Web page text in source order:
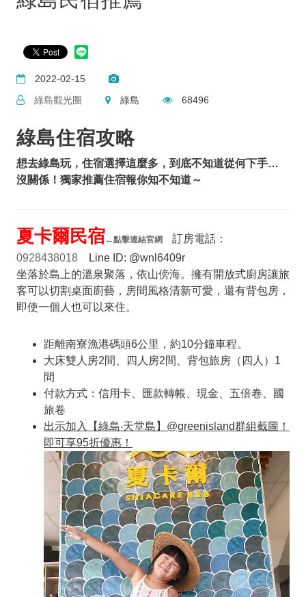
2022-02-15
綠島觀光圈
綠島 68496
綠島住宿攻略
想去綠島玩，住宿選擇這麼多，到底不知道從何下手…
沒關係！獨家推薦住宿報你知不知道～
夏卡爾民宿←點擊連結官網
訂房電話：
0928438018Line ID: @wnl6409r
坐落於島上的溫泉聚落，依山傍海。擁有開放式廚房讓旅
客可以切割桌面廚藝，房間風格清新可愛，還有背包房，
即使一個人也可以來住。
距離南寮漁港碼頭6公里，約10分鐘車程。
大床雙人房2間、四人房2間、背包旅房（四人）1
間
付款方式：信用卡、匯款轉帳、現金、五倍卷、國
旅卷
出示加入【綠島‧天堂島】@greenisland群組截圖！
即可享95折優惠！